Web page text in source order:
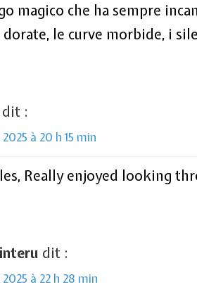
magico che ha sempre
dorate, le curve morbide, i
dit :
à 20 h 15 min
Really enjoyed looking
dit :
à 22 h 28 min